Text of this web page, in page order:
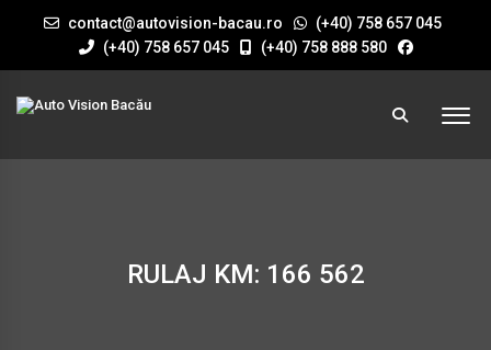
contact@autovision-bacau.ro
(+40) 758 657 045
(+40) 758 657 045
(+40) 758 888 580
RULAJ KM: 166 562